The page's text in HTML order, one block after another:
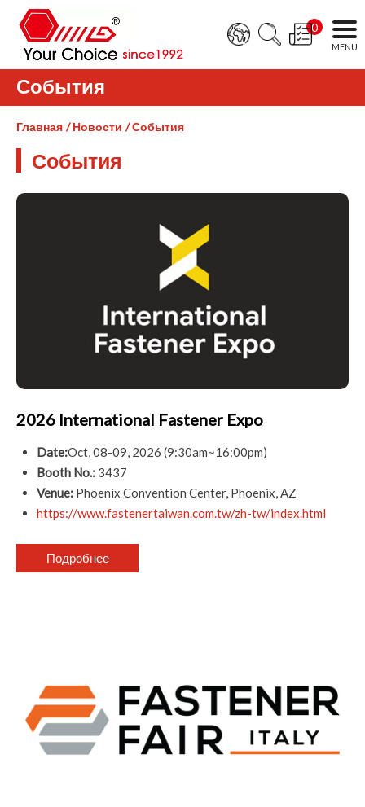
0
События
Главная Новости События
События
2026 International Fastener Expo
Date:Oct, 08-09, 2026 (9:30am~16:00pm)
Booth No.: 3437
Venue: Phoenix Convention Center, Phoenix, AZ
https://www.fastenertaiwan.com.tw/zh-tw/index.html
Подробнее